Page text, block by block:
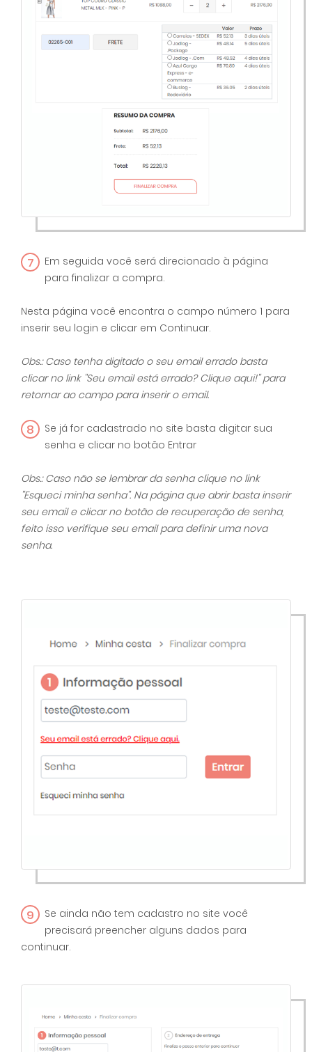
7
Em seguida você será direcionado à página
para finalizar a compra.
Nesta página você encontra o campo número 1 para
inserir seu login e clicar em Continuar.
Obs.: Caso tenha digitado o seu email errado basta
clicar no link ''Seu email está errado? Clique aqui!'' para
retornar ao campo para inserir o email.
8
Se já for cadastrado no site basta digitar sua
senha e clicar no botão Entrar
Obs.: Caso não se lembrar da senha clique no link
''Esqueci minha senha''. Na página que abrir basta inserir
seu email e clicar no botão de recuperação de senha,
feito isso verifique seu email para definir uma nova
senha.
9
Se ainda não tem cadastro no site você
precisará preencher alguns dados para
continuar.